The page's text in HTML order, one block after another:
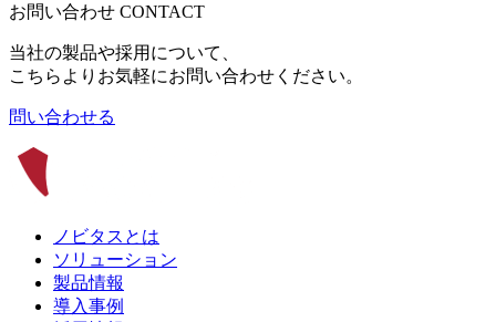
お問い合わせ CONTACT
当社の製品や採用について、
こちらよりお気軽にお問い合わせください。
問い合わせる
ノビタスとは
ソリューション
製品情報
導入事例